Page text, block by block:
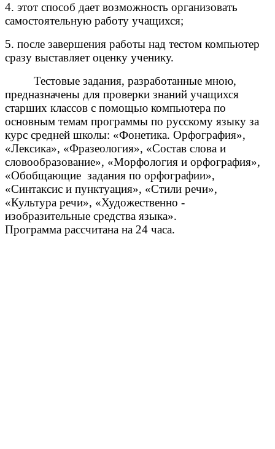
4. этот способ дает возможность организовать
самостоятельную работу учащихся;
5. после завершения работы над тестом компьютер
сразу выставляет оценку ученику.
Тестовые задания, разработанные мною,
предназначены для проверки знаний учащихся
старших классов с помощью компьютера по
основным темам программы по русскому языку за
курс средней школы: «Фонетика. Орфография»,
«Лексика», «Фразеология», «Состав слова и
словообразование», «Морфология и орфография»,
«Обобщающие задания по орфографии»,
«Синтаксис и пунктуация», «Стили речи»,
«Культура речи», «Художественно -
изобразительные средства языка».
Программа рассчитана на 24 часа.